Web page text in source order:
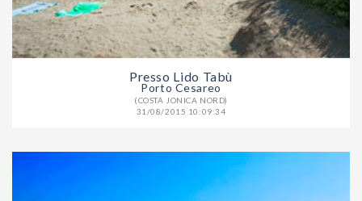
Presso Lido Tabù
Porto Cesareo
(COSTA JONICA NORD)
31/08/2015 10:09:34